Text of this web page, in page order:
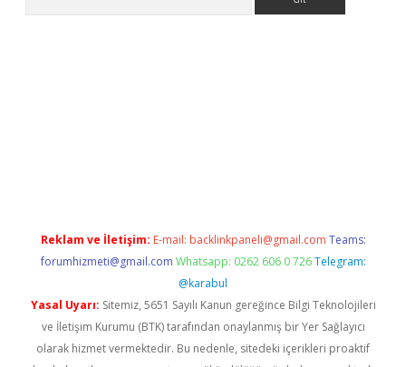
Reklam ve İletişim: E-mail: backlinkpaneli@gmail.com Teams:
forumhizmeti@gmail.com Whatsapp: 0262 606 0 726 Telegram:
@karabul
Yasal Uyarı: Sitemiz, 5651 Sayılı Kanun gereğince Bilgi Teknolojileri
ve İletişim Kurumu (BTK) tarafından onaylanmış bir Yer Sağlayıcı
olarak hizmet vermektedir. Bu nedenle, sitedeki içerikleri proaktif